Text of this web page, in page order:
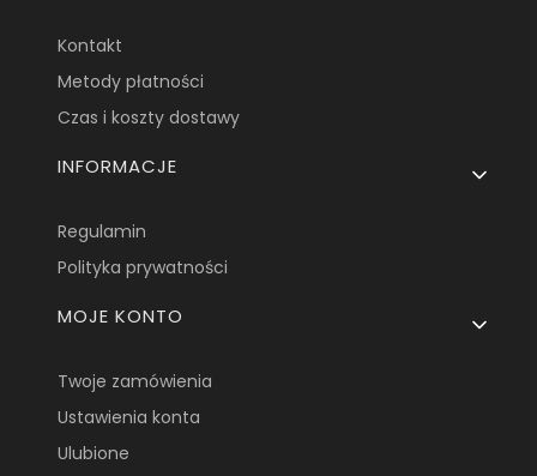
Kontakt
Metody płatności
Czas i koszty dostawy
INFORMACJE
Regulamin
Polityka prywatności
MOJE KONTO
Twoje zamówienia
Ustawienia konta
Ulubione